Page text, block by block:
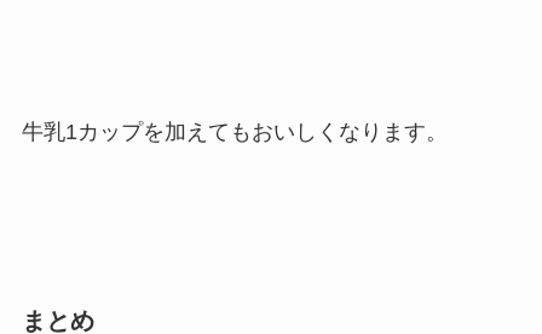
牛乳1カップを加えてもおいしくなります。
まとめ